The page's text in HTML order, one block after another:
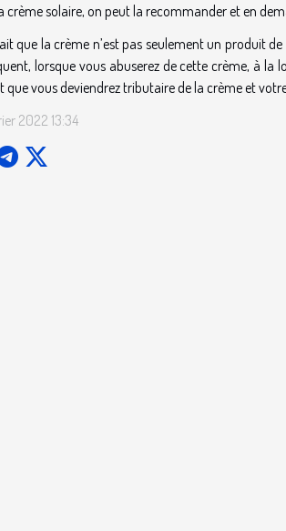
crème solaire, on peut la recommander et en
que la crème n’est pas seulement un produit
lorsque vous abuserez de cette crème, à la
que vous deviendrez tributaire de la crème et
2022 13:34